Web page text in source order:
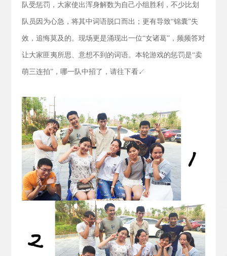
队受惩罚，大家使出浑身解数为自己小组胜利，不少比划
队员因为心急，将其中词语脱口而出；更有导致“锦囊”失
效，追悔莫及的。现场更是涌现出一位“女诸葛”，频频答对
让大家匪夷所思、意想不到的词语。本轮游戏的惩罚是“卖
萌三连拍”，哪一队中招了，请往下看↙